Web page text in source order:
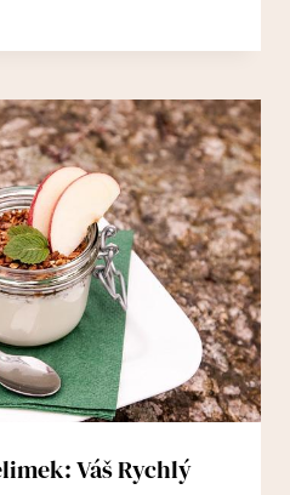
Váš Rychlý